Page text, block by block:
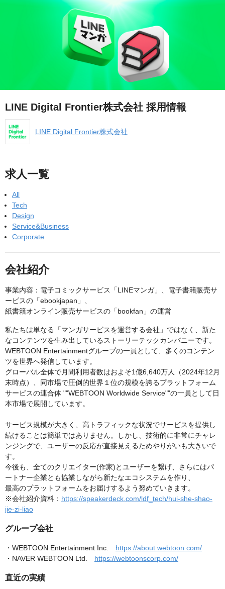
LINE Digital Frontier株式会社 採用情報
LINE Digital Frontier株式会社
求人一覧
All
Tech
Design
Service&Business
Corporate
会社紹介
事業内容：電子コミックサービス「LINEマンガ」、電子書籍販売サ
ービスの「ebookjapan」、
紙書籍オンライン販売サービスの「bookfan」の運営
私たちは単なる「マンガサービスを運営する会社」ではなく、新た
なコンテンツを生み出しているストーリーテックカンパニーです。
WEBTOON Entertainmentグループの一員として、多くのコンテン
ツを世界へ発信しています。
グローバル全体で月間利用者数はおよそ1億6,640万人（2024年12月
末時点）、同市場で圧倒的世界１位の規模を誇るプラットフォーム
サービスの連合体 ""WEBTOON Worldwide Service""の一員として日
本市場で展開しています。
サービス規模が大きく、高トラフィックな状況でサービスを提供し
続けることは簡単ではありません。しかし、技術的に非常にチャレ
ンジングで、ユーザーの反応が直接見えるためやりがいも大きいで
す。
今後も、全てのクリエイター(作家)とユーザーを繋げ、さらにはパ
ートナー企業とも協業しながら新たなエコシステムを作り、
最高のプラットフォームをお届けするよう努めていきます。
※会社紹介資料： https://speakerdeck.com/ldf_tech/hui-she-shao-
jie-zi-liao
グループ会社
・WEBTOON Entertainment Inc. https://about.webtoon.com/
・NAVER WEBTOON Ltd. https://webtoonscorp.com/
直近の実績